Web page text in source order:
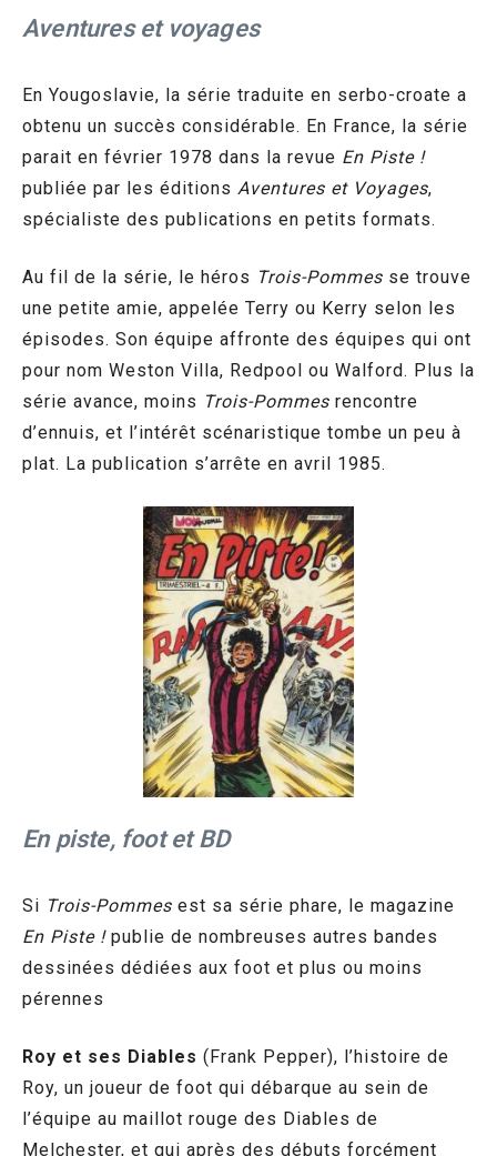
Aventures et voyages
En Yougoslavie, la série traduite en serbo-croate a
obtenu un succès considérable. En France, la série
parait en février 1978 dans la revue En Piste !
publiée par les éditions Aventures et Voyages,
spécialiste des publications en petits formats.
Au fil de la série, le héros Trois-Pommes se trouve
une petite amie, appelée Terry ou Kerry selon les
épisodes. Son équipe affronte des équipes qui ont
pour nom Weston Villa, Redpool ou Walford. Plus la
série avance, moins Trois-Pommes rencontre
d’ennuis, et l’intérêt scénaristique tombe un peu à
plat. La publication s’arrête en avril 1985.
En piste, foot et BD
Si Trois-Pommes est sa série phare, le magazine
En Piste ! publie de nombreuses autres bandes
dessinées dédiées aux foot et plus ou moins
pérennes
Roy et ses Diables (Frank Pepper), l’histoire de
Roy, un joueur de foot qui débarque au sein de
l’équipe au maillot rouge des Diables de
Melchester, et qui après des débuts forcément